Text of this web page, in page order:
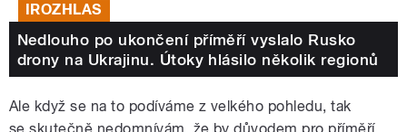
IROZHLAS
Nedlouho po ukončení příměří vyslalo Rusko
drony na Ukrajinu. Útoky hlásilo několik regionů
Ale když se na to podíváme z velkého pohledu, tak